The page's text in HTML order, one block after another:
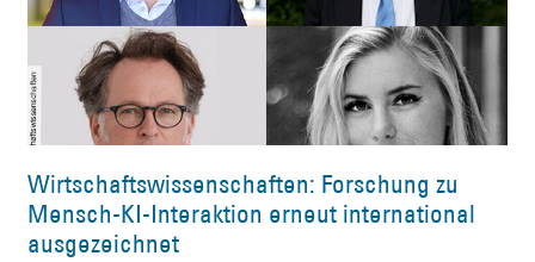
Wirtschaftswissenschaften: Forschung zu
Mensch-KI-Interaktion erneut international
ausgezeichnet